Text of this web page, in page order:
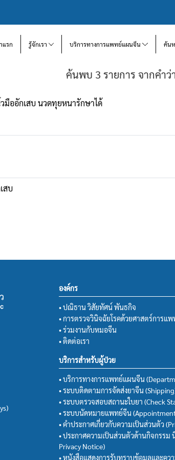
แรก รู้จักเรา บริการทางการแพทย์แผนจีน ค้น
ค้นพบ 3 รายการ จากคำ
มืออักเสบ นวดทุยหนารักษาได้
สบ
องค์กร
• ปณิธาน วิสัยทัศน์ พันธกิจ
• การตรวจวินิจฉัยโรคด้วยศาสตร์การแ
• ร่วมงานกับหมอจีน
• ติดต่อเรา
บริการสำหรับผู้ป่วย
• บริการทางการแพทย์แผนจีน
• ระบบติดตามการจัดส่งยาจีน
• ระบบตรวจสอบสถานะใบยา (Check
• ระบบนัดหมายแพทย์จีน
• คำประกาศเกี่ยวกับความเป็นส่วนตัว
• ประกาศความเป็นส่วนตัวด้านกิจกรรม
Privacy Notice)
• หนังสือแสดงการรับทราบข้อมูลและคว